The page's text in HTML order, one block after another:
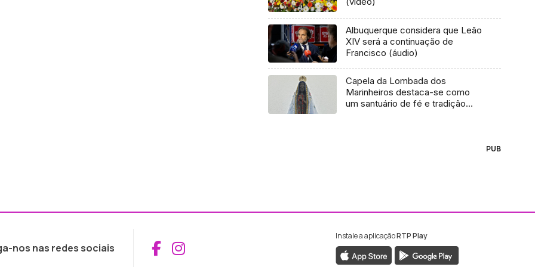
Albuquerque considera que Leão
XIV será a continuação de
Francisco (áudio)
Capela da Lombada dos
Marinheiros destaca-se como
um santuário de fé e tradição
PUB
nos nas redes sociais Aceder ao Facebook da RTP Madeira
Aceder ao Instagram da RTP Madeira
Instale a aplicaçãoRTP Play